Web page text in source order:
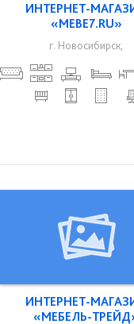
ИНТЕРНЕТ-
«MEBE7.RU»
г. Новосибирск,
ИНТЕРНЕТ-
«МЕБЕЛЬ-